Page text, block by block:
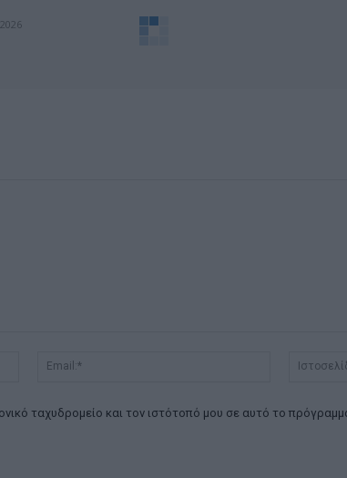
Όνομα:*
Email:*
ταχυδρομείο και τον ιστότοπό μου σε αυτό το